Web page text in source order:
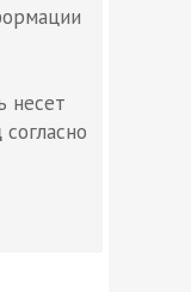
несет
согласно